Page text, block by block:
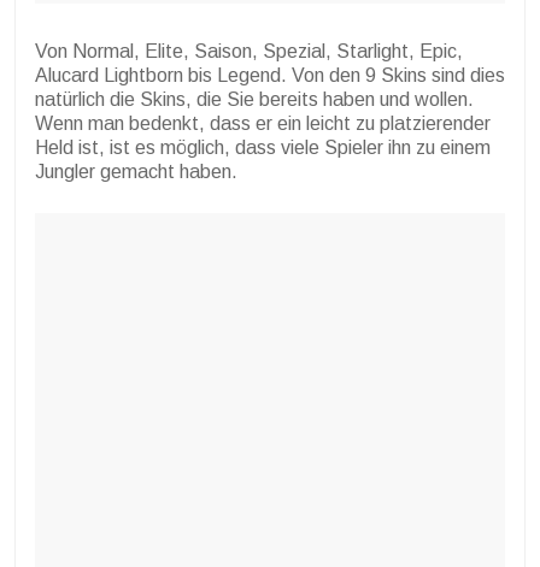
Von Normal, Elite, Saison, Spezial, Starlight, Epic,
Alucard Lightborn bis Legend. Von den 9 Skins sind dies
natürlich die Skins, die Sie bereits haben und wollen.
Wenn man bedenkt, dass er ein leicht zu platzierender
Held ist, ist es möglich, dass viele Spieler ihn zu einem
Jungler gemacht haben.